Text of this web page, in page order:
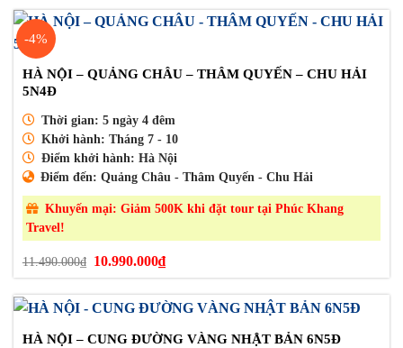
110.000.000₫. là:
109.000.000₫.
-4%
HÀ NỘI – QUẢNG CHÂU – THÂM QUYẾN – CHU HẢI
5N4Đ
Thời gian: 5 ngày 4 đêm
Khởi hành: Tháng 7 - 10
Điểm khởi hành: Hà Nội
Điểm đến: Quảng Châu - Thâm Quyến - Chu Hải
Khuyến mại: Giảm 500K khi đặt tour tại Phúc Khang
Travel!
11.490.000₫
Giá
là:
11.490.000₫.
10.990.000₫Giá
hiện
tại
là:
10.990.000₫.
HÀ NỘI – CUNG ĐƯỜNG VÀNG NHẬT BẢN 6N5Đ